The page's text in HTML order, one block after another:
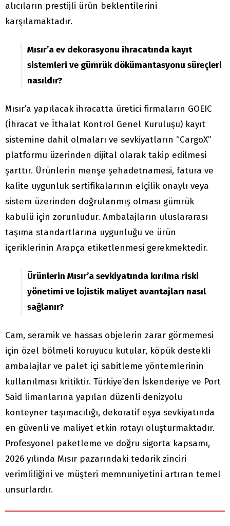
alıcıların prestijli ürün beklentilerini
karşılamaktadır.
Mısır’a ev dekorasyonu ihracatında kayıt
sistemleri ve gümrük dökümantasyonu süreçleri
nasıldır?
Mısır’a yapılacak ihracatta üretici firmaların GOEIC
(İhracat ve İthalat Kontrol Genel Kuruluşu) kayıt
sistemine dahil olmaları ve sevkiyatların “CargoX”
platformu üzerinden dijital olarak takip edilmesi
şarttır. Ürünlerin menşe şehadetnamesi, fatura ve
kalite uygunluk sertifikalarının elçilik onaylı veya
sistem üzerinden doğrulanmış olması gümrük
kabulü için zorunludur. Ambalajların uluslararası
taşıma standartlarına uygunluğu ve ürün
içeriklerinin Arapça etiketlenmesi gerekmektedir.
Ürünlerin Mısır’a sevkiyatında kırılma riski
yönetimi ve lojistik maliyet avantajları nasıl
sağlanır?
Cam, seramik ve hassas objelerin zarar görmemesi
için özel bölmeli koruyucu kutular, köpük destekli
ambalajlar ve palet içi sabitleme yöntemlerinin
kullanılması kritiktir. Türkiye’den İskenderiye ve Port
Said limanlarına yapılan düzenli denizyolu
konteyner taşımacılığı, dekoratif eşya sevkiyatında
en güvenli ve maliyet etkin rotayı oluşturmaktadır.
Profesyonel paketleme ve doğru sigorta kapsamı,
2026 yılında Mısır pazarındaki tedarik zinciri
verimliliğini ve müşteri memnuniyetini artıran temel
unsurlardır.